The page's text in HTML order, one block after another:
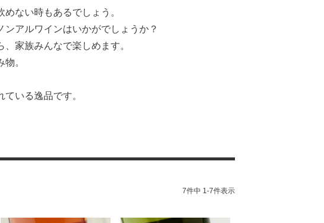
ない時もあるでしょう。
アルワインはいかがでしょうか？
家族みんなで楽しめます。
。
いる逸品です。
7件中 1 -7件表示